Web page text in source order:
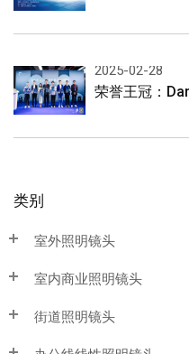
2025-02-28
荣誉王冠：
类别
室外照明镜头
室内商业照明镜头
街道照明镜头